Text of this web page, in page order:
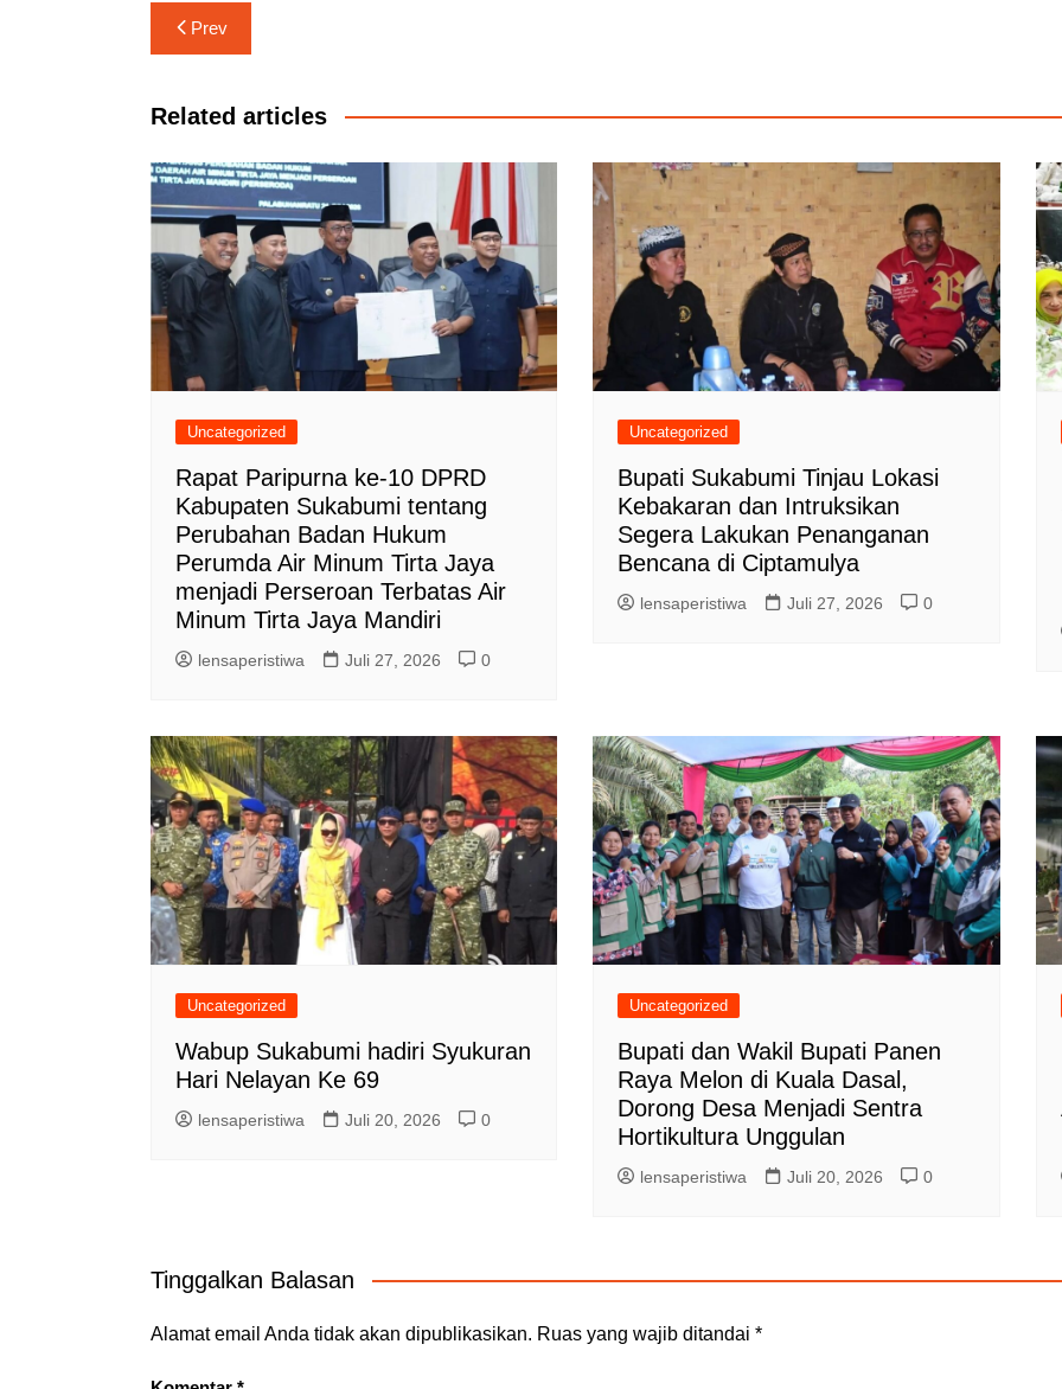
Navigasi
pos
Prev
Related articles
Uncategorized
Rapat Paripurna ke-10 DPRD
Kabupaten Sukabumi tentang
Perubahan Badan Hukum
Perumda Air Minum Tirta Jaya
menjadi Perseroan Terbatas Air
Minum Tirta Jaya Mandiri
lensaperistiwa Juli 27, 2026 0
Uncategorized
Bupati Sukabumi Tinjau Lokasi
Kebakaran dan Intruksikan
Segera Lakukan Penanganan
Bencana di Ciptamulya
lensaperistiwa Juli 27, 2026 0
Uncategorized
Wabup Sukabumi hadiri Syukuran
Hari Nelayan Ke 69
lensaperistiwa Juli 20, 2026 0
Uncategorized
Bupati dan Wakil Bupati Panen
Raya Melon di Kuala Dasal,
Dorong Desa Menjadi Sentra
Hortikultura Unggulan
lensaperistiwa Juli 20, 2026 0
Tinggalkan Balasan
Alamat email Anda tidak akan dipublikasikan. Ruas yang wajib ditandai *